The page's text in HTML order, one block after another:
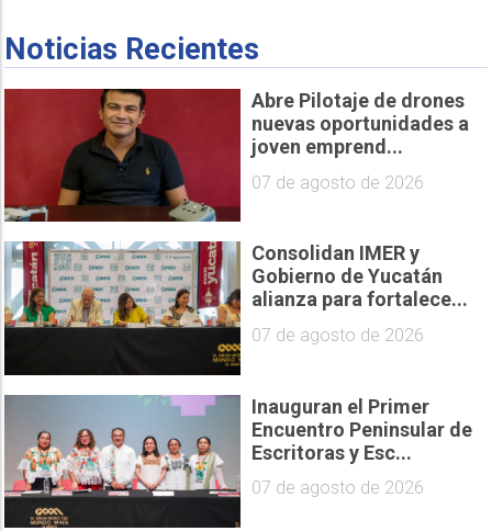
Noticias Recientes
Abre Pilotaje de drones
nuevas oportunidades a
joven emprend...
07 de agosto de 2026
Consolidan IMER y
Gobierno de Yucatán
alianza para fortalece...
07 de agosto de 2026
Inauguran el Primer
Encuentro Peninsular de
Escritoras y Esc...
07 de agosto de 2026